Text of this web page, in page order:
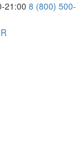
21:00 8 (800) 500-